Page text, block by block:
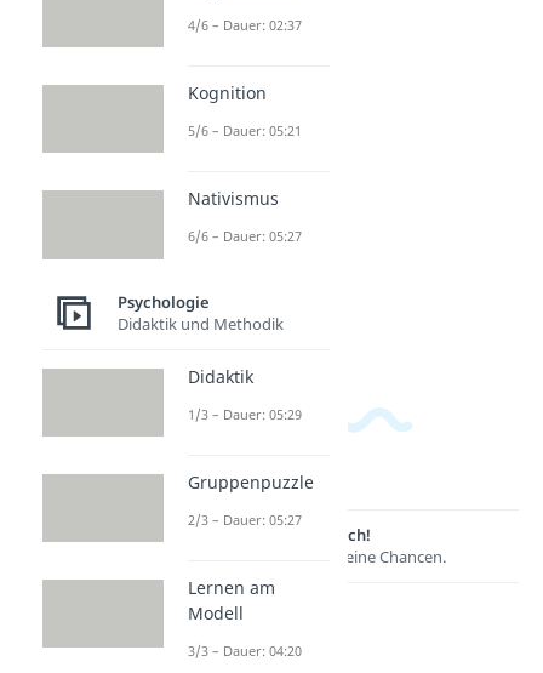
Dauer: 02:36
Lernen lohnt sich!
Entdecke hier deine Chancen.
4/6 – Dauer: 02:37
Kognition
5/6 – Dauer: 05:21
Nativismus
6/6 – Dauer: 05:27
Psychologie
Didaktik und Methodik
Didaktik
1/3 – Dauer: 05:29
Gruppenpuzzle
2/3 – Dauer: 05:27
Lernen am
Modell
3/3 – Dauer: 04:20